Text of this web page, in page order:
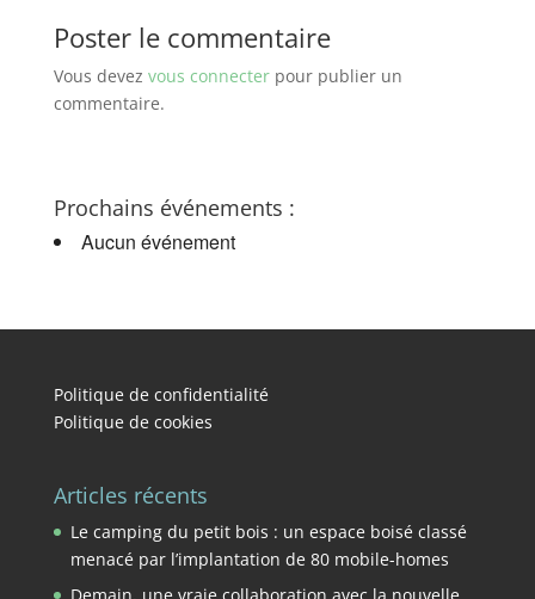
Poster le commentaire
Vous devez vous connecterpour publier un
commentaire.
Prochains événements :
Aucun événement
Politique de confidentialité
Politique de cookies
Articles récents
Le camping du petit bois : un espace boisé classé
menacé par l’implantation de 80 mobile-homes